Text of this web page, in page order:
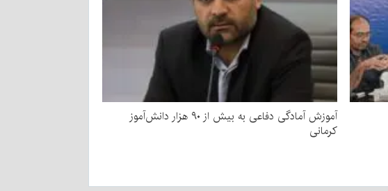
آموزش آمادگی دفاعی به بیش از ۹۰ هزار دانش‌آموز
کرمانی